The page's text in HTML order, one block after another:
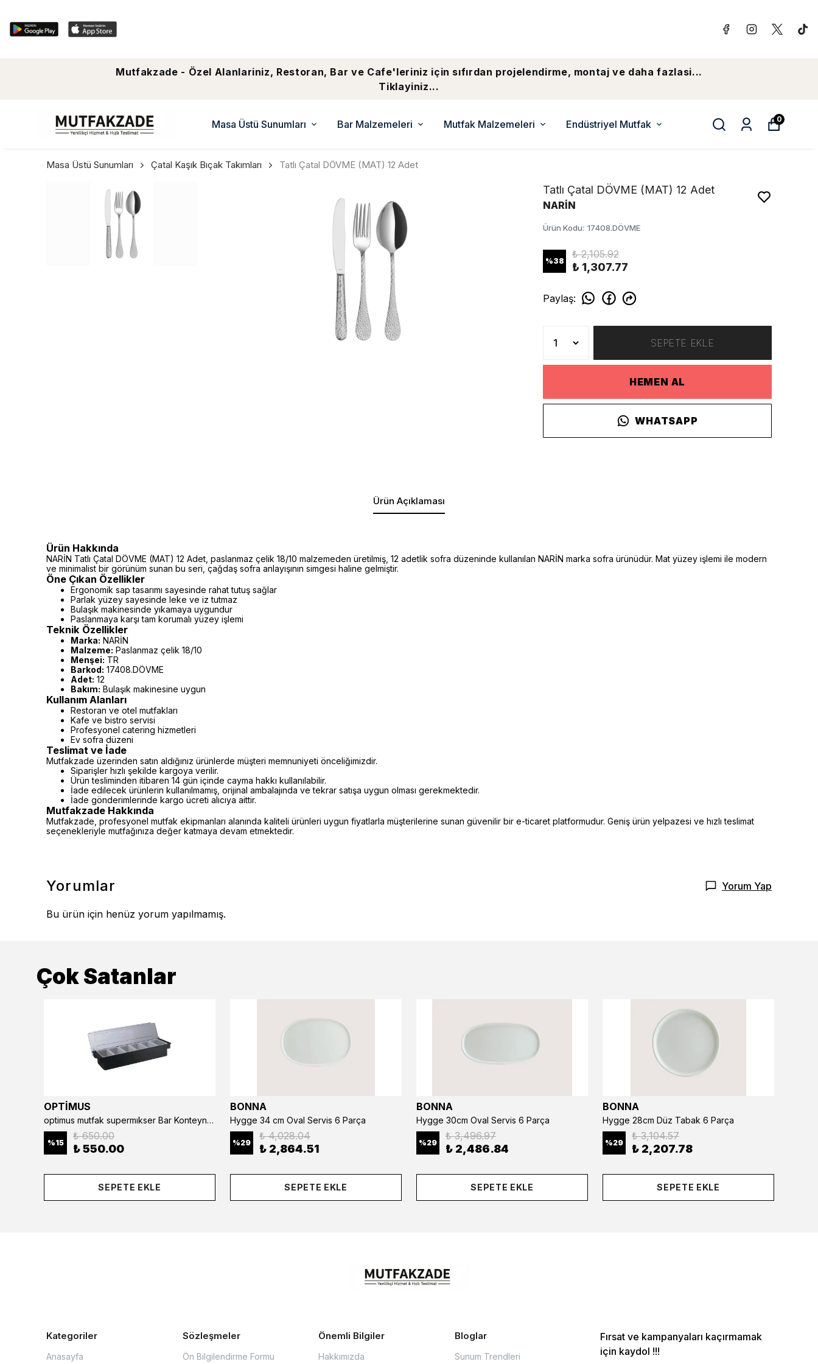
Mutfakzade - Özel Alanlariniz, Restoran, Bar ve Cafe'leriniz için sıfırdan projelendirme, montaj ve daha fazlasi...
Tiklayiniz...
Masa Üstü Sunumları Bar Malzemeleri Mutfak Malzemeleri Endüstriyel Mutfak 0
Masa Üstü Sunumları Çatal Kaşık Bıçak Takımları Tatlı Çatal DÖVME (MAT) 12 Adet
Tatlı Çatal DÖVME (MAT) 12 Adet
NARİN
Ürün Kodu: 17408.DÖVME
%38
₺ 2,105.92
₺ 1,307.77
Paylaş:
SEPETE EKLE
HEMEN AL
WHATSAPP
Ürün Açıklaması
Ürün Hakkında
NARİN Tatlı Çatal DÖVME (MAT) 12 Adet, paslanmaz çelik 18/10 malzemeden üretilmiş, 12 adetlik sofra düzeninde kullanılan NARİN marka sofra ürünüdür. Mat yüzey işlemi ile modern
ve minimalist bir görünüm sunan bu seri, çağdaş sofra anlayışının simgesi haline gelmiştir.
Öne Çıkan Özellikler
Ergonomik sap tasarımı sayesinde rahat tutuş sağlar
Parlak yüzey sayesinde leke ve iz tutmaz
Bulaşık makinesinde yıkamaya uygundur
Paslanmaya karşı tam korumalı yüzey işlemi
Teknik Özellikler
Marka: NARİN
Malzeme: Paslanmaz çelik 18/10
Menşei: TR
Barkod: 17408.DÖVME
Adet: 12
Bakım: Bulaşık makinesine uygun
Kullanım Alanları
Restoran ve otel mutfakları
Kafe ve bistro servisi
Profesyonel catering hizmetleri
Ev sofra düzeni
Teslimat ve İade
Mutfakzade üzerinden satın aldığınız ürünlerde müşteri memnuniyeti önceliğimizdir.
Siparişler hızlı şekilde kargoya verilir.
Ürün tesliminden itibaren 14 gün içinde cayma hakkı kullanılabilir.
İade edilecek ürünlerin kullanılmamış, orijinal ambalajında ve tekrar satışa uygun olması gerekmektedir.
İade gönderimlerinde kargo ücreti alıcıya aittir.
Mutfakzade Hakkında
Mutfakzade, profesyonel mutfak ekipmanları alanında kaliteli ürünleri uygun fiyatlarla müşterilerine sunan güvenilir bir e-ticaret platformudur. Geniş ürün yelpazesi ve hızlı teslimat
seçenekleriyle mutfağınıza değer katmaya devam etmektedir.
Yorumlar Yorum Yap
Bu ürün için henüz yorum yapılmamış.
Çok Satanlar
OPTİMUS
optimus mutfak supermıkser Bar Konteyner 6'lı 50×16×9 cm Kapaklı Polikarbon Organizer Bar & Kafe
%15
₺ 650.00
₺ 550.00
SEPETE EKLE
BONNA
Hygge 34 cm Oval Servis 6 Parça
%29
₺ 4,028.04
₺ 2,864.51
SEPETE EKLE
BONNA
Hygge 30cm Oval Servis 6 Parça
%29
₺ 3,496.97
₺ 2,486.84
SEPETE EKLE
BONNA
Hygge 28cm Düz Tabak 6 Parça
%29
₺ 3,104.57
₺ 2,207.78
SEPETE EKLE
Kategoriler
Anasayfa
Sözleşmeler
Ön Bilgilendirme Formu
Önemli Bilgiler
Hakkımızda
Bloglar
Sunum Trendleri
Fırsat ve kampanyaları kaçırmamak
için kaydol !!!